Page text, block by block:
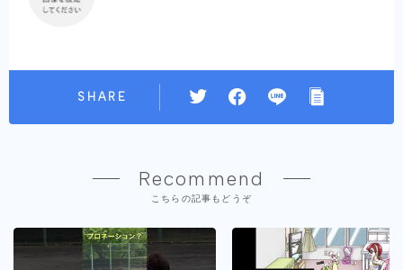
SHARE
Recommend
こちらの記事もどうぞ